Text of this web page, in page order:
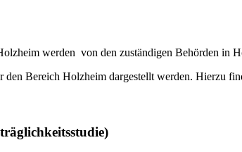
werden von den zuständigen Behörden in
Bereich Holzheim dargestellt werden. Hierzu